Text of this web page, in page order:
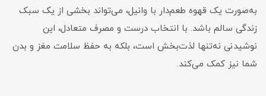
به‌صورت یک قهوه طعم‌دار با وانیل، می‌تواند بخشی از یک سبک
زندگی سالم باشد. با انتخاب درست و مصرف متعادل، این
نوشیدنی نه‌تنها لذت‌بخش است، بلکه به حفظ سلامت مغز و بدن
شما نیز کمک می‌کند.